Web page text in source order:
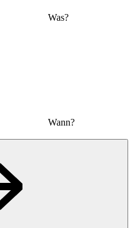
Was?
Wann?